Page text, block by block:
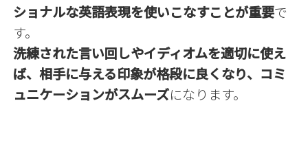
ショナルな英語表現を使いこなすことが重要で
す。
洗練された言い回しやイディオムを適切に使え
ば、相手に与える印象が格段に良くなり、コミ
ュニケーションがスムーズになります。